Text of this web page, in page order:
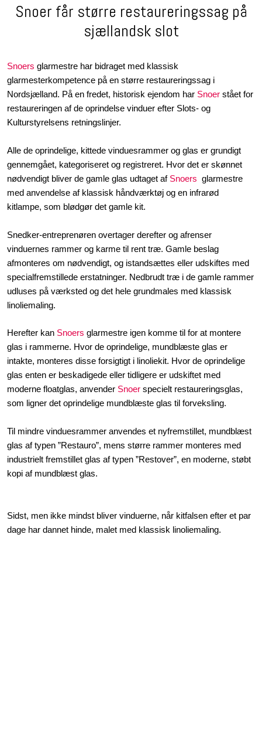
​Snoer får større restaureringssag på
sjællandsk slot​
Snoers glarmestre har bidraget med klassisk
glarmesterkompetence på en større restaureringssag i
Nordsjælland. På en fredet, historisk ejendom har Snoerstået for
restaureringen af de oprindelse vinduer efter Slots- og
Kulturstyrelsens retningslinjer.
Alle de oprindelige, kittede vinduesrammer og glas er grundigt
gennemgået, kategoriseret og registreret. Hvor det er skønnet
nødvendigt bliver de gamle glas udtaget af Snoers glarmestre
med anvendelse af klassisk håndværktøj og en infrarød
kitlampe, som blødgør det gamle kit.
Snedker-entreprenøren overtager derefter og afrenser
vinduernes rammer og karme til rent træ. Gamle beslag
afmonteres om nødvendigt, og istandsættes eller udskiftes med
specialfremstillede erstatninger. Nedbrudt træ i de gamle rammer
udluses på værksted og det hele grundmales med klassisk
linoliemaling.
​Herefter kan Snoers glarmestre igen komme til for at montere
glas i rammerne. Hvor de oprindelige, mundblæste glas er
intakte, monteres disse forsigtigt i linoliekit. Hvor de oprindelige
glas enten er beskadigede eller tidligere er udskiftet med
moderne floatglas, anvender Snoerspecielt restaureringsglas,
som ligner det oprindelige mundblæste glas til forveksling.
Til mindre vinduesrammer anvendes et nyfremstillet, mundblæst
glas af typen ”Restauro”, mens større rammer monteres med
industrielt fremstillet glas af typen ”Restover”, en moderne, støbt
kopi af mundblæst glas.
Sidst, men ikke mindst bliver vinduerne, når kitfalsen efter et par
dage har dannet hinde, malet med klassisk linoliemaling.​